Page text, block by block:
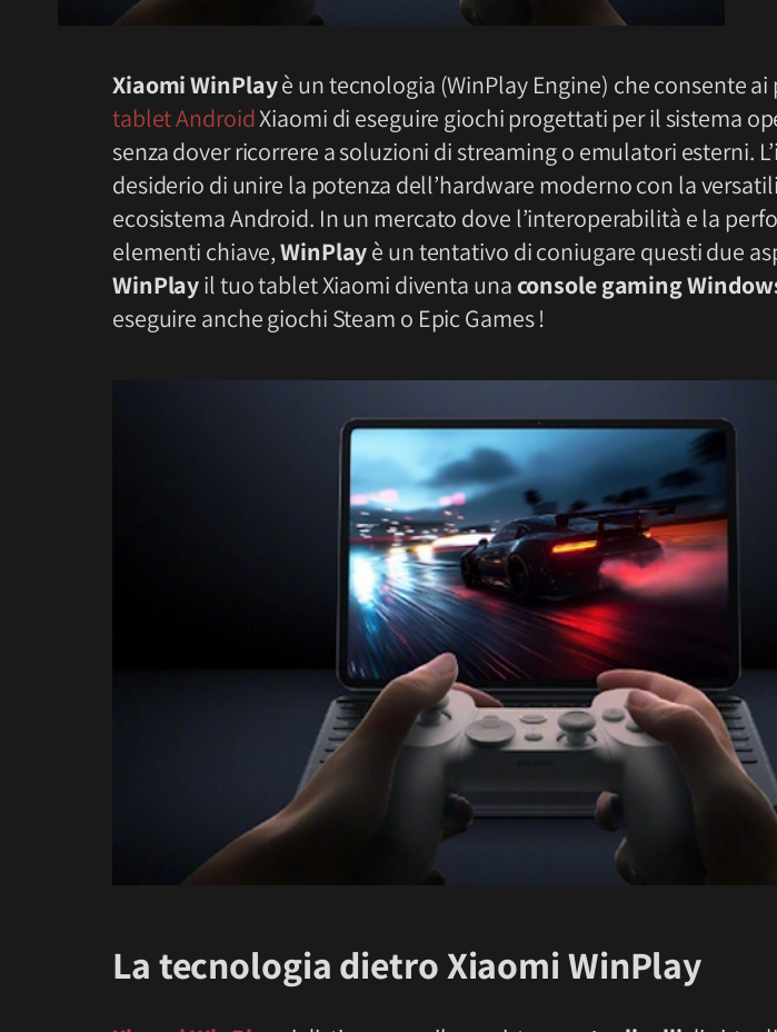
Xiaomi WinPlayè un tecnologia (WinPlay Engine) che consente ai
tablet AndroidXiaomi di eseguire giochi progettati per il sistema
senza dover ricorrere a soluzioni di streaming o emulatori esterni.
desiderio di unire la potenza dell’hardware moderno con la
ecosistema Android. In un mercato dove l’interoperabilità e la
elementi chiave,WinPlayè un tentativo di coniugare questi due
WinPlayil tuo tablet Xiaomi diventa unaconsole gaming
eseguire anche giochi Steam o Epic Games !
La tecnologia dietro Xiaomi WinPlay